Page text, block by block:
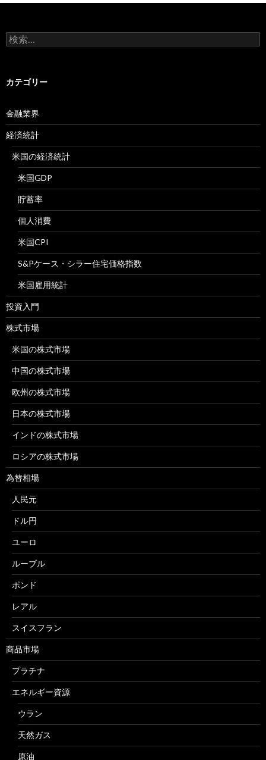
検
索:
カテゴリー
金融業界
経済統計
米国の経済統計
米国GDP
貯蓄率
個人消費
米国CPI
S&Pケース・シラー住宅価格指数
米国雇用統計
投資入門
株式市場
米国の株式市場
中国の株式市場
欧州の株式市場
日本の株式市場
インドの株式市場
ロシアの株式市場
為替相場
人民元
ドル円
ユーロ
ルーブル
ポンド
レアル
スイスフラン
商品市場
プラチナ
エネルギー資源
ウラン
天然ガス
原油